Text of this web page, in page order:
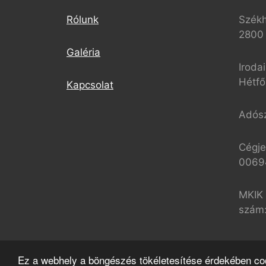
Ez a webhely a böngészés tökéletesítése érdekében
Rólunk
Galéria
Kapcsolat
2800